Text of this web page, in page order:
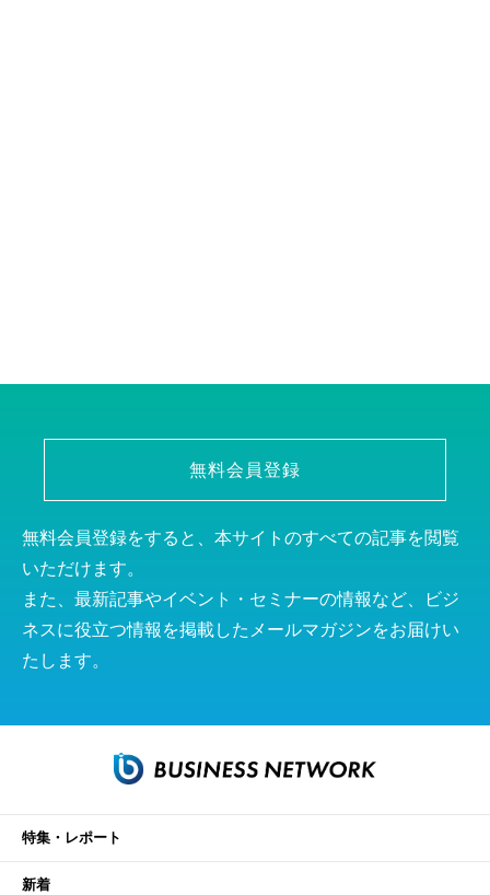
無料会員登録
無料会員登録をすると、本サイトのすべての記事を閲覧
いただけます。
また、最新記事やイベント・セミナーの情報など、ビジ
ネスに役立つ情報を掲載したメールマガジンをお届けい
たします。
特集・レポート
新着